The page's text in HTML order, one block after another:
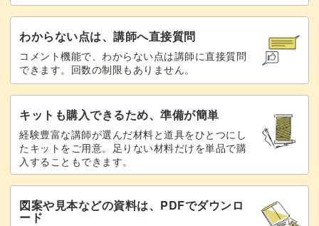
わからない点は、講師へ直接質問
コメント機能で、わからない点は講師に直接質問
できます。回数の制限もありません。
キットも購入できるため、準備が簡単
経験豊富な講師が選んだ材料と道具をひとつにし
たキットをご用意。足りない材料だけを単品で購
入することもできます。
図案や見本などの資料は、PDFでダウンロ
ード